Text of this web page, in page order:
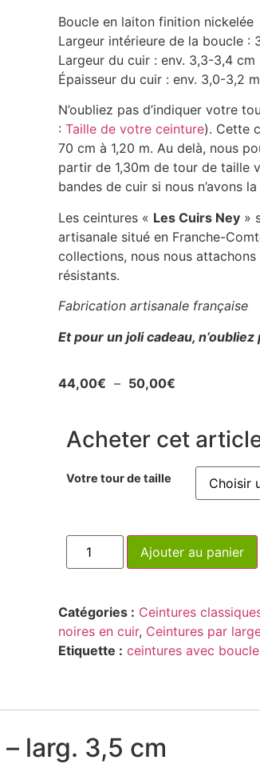
Boucle en laiton finition nickelée
Largeur intérieure de la boucle :
Largeur du cuir : env. 3,3-3,4 cm
Épaisseur du cuir : env. 3,0-3,2
N’oubliez pas d’indiquer votre
: Taille de votre ceinture). Cette
70 cm à 1,20 m. Au delà, nous
partir de 1,30m de tour de taille
bandes de cuir si nous n’avons
Les ceintures « Les Cuirs Ney »
artisanale situé en Franche-
collections, nous nous
résistants.
Fabrication artisanale française
Et pour un joli cadeau, n’oubliez
44,00€ – 50,00€
Acheter cet
Votre tour de taille
Ajouter au panier
Catégories : Ceintures
noires en cuir, Ceintures par
Etiquette : ceintures avec
larg. 3,5 cm